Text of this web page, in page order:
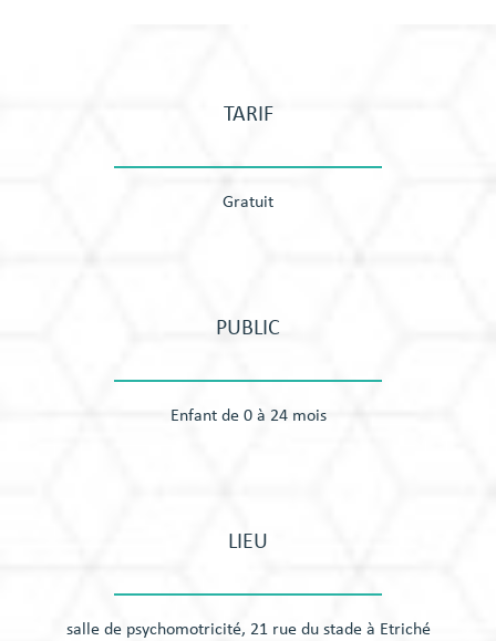
TARIF
Gratuit
PUBLIC
Enfant de 0 à 24 mois
LIEU
salle de psychomotricité, 21 rue du stade à Etriché